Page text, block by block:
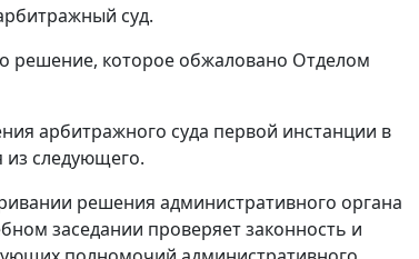
суд.
решение, которое обжаловано Отделом
арбитражного суда первой инстанции в
из следующего.
решения административного органа
заседании проверяет законность и